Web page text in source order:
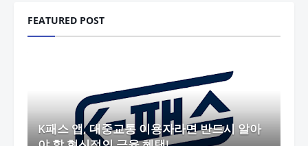
FEATURED POST
K패스 앱, 대중교통 이용자라면 반드시 알아